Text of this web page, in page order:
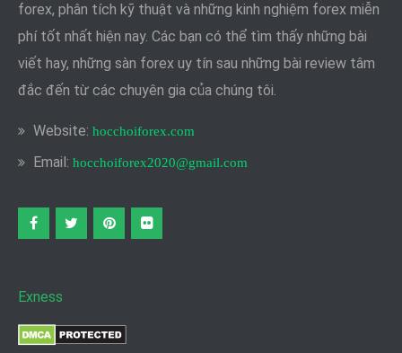
forex, phân tích kỹ thuật và những kinh nghiệm forex miễn
phí tốt nhất hiện nay. Các bạn có thể tìm thấy những bài
viết hay, những sàn forex uy tín sau những bài review tâm
đắc đến từ các chuyên gia của chúng tôi.
Website: hocchoiforex.com
Email: hocchoiforex2020@gmail.com
Exness